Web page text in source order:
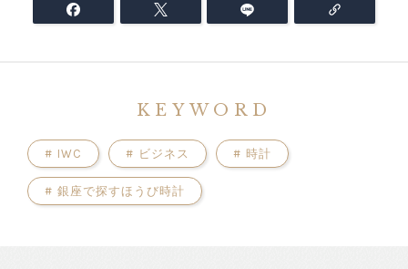
KEYWORD
# IWC # ビジネス # 時計
# 銀座で探すほうび時計